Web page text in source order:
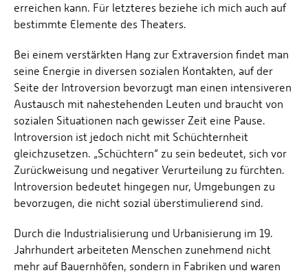
erreichen kann. Für letzteres beziehe ich mich auch auf
bestimmte Elemente des Theaters.
Bei einem verstärkten Hang zur Extraversion findet man
seine Energie in diversen sozialen Kontakten, auf der
Seite der Introversion bevorzugt man einen intensiveren
Austausch mit nahestehenden Leuten und braucht von
sozialen Situationen nach gewisser Zeit eine Pause.
Introversion ist jedoch nicht mit Schüchternheit
gleichzusetzen. „Schüchtern“ zu sein bedeutet, sich vor
Zurückweisung und negativer Verurteilung zu fürchten.
Introversion bedeutet hingegen nur, Umgebungen zu
bevorzugen, die nicht sozial überstimulierend sind.
Durch die Industrialisierung und Urbanisierung im 19.
Jahrhundert arbeiteten Menschen zunehmend nicht
mehr auf Bauernhöfen, sondern in Fabriken und waren